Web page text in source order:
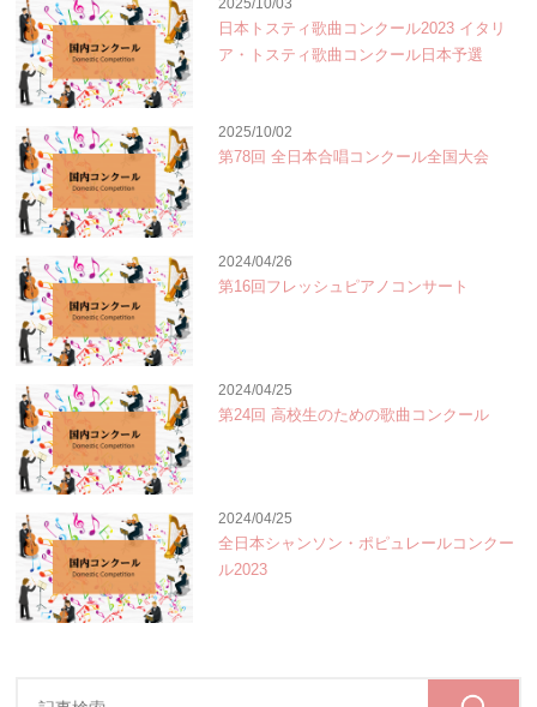
2025/10/03
日本トスティ歌曲コンクール2023 イタリ
ア・トスティ歌曲コンクール日本予選
2025/10/02
第78回 全日本合唱コンクール全国大会
2024/04/26
第16回フレッシュピアノコンサート
2024/04/25
第24回 高校生のための歌曲コンクール
2024/04/25
全日本シャンソン・ポピュレールコンクー
ル2023